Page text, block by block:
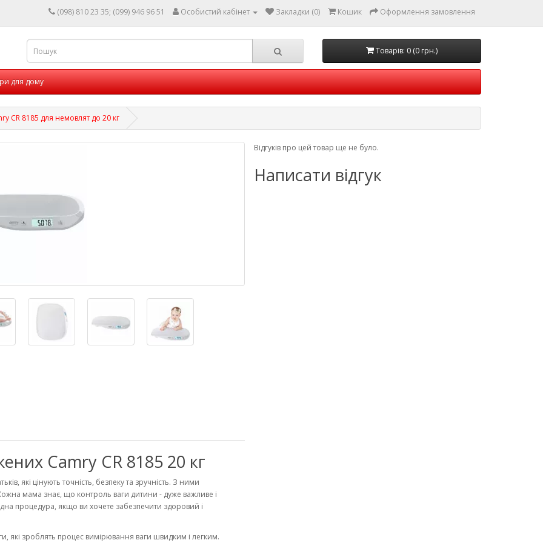
(098) 810 23 35; (099) 946 96 51 Особистий кабінет Закладки (0) Кошик Оформлення замовлення
Товарів: 0 (0 грн.)
для дому
CR 8185 для немовлят до 20 кг
Camry CR 8185 20 кг
які цінують точність, безпеку та зручність. З ними
мама знає, що контроль ваги дитини - дуже важливе і
процедура, якщо ви хочете забезпечити здоровий і
які зроблять процес вимірювання ваги швидким і легким.
Відгуків про цей товар ще не було.
Написати відгук